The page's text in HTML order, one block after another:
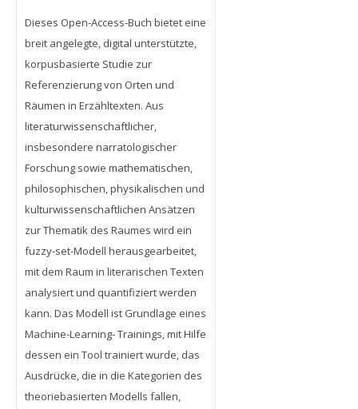
Dieses Open-Access-Buch bietet eine
breit angelegte, digital unterstützte,
korpusbasierte Studie zur
Referenzierung von Orten und
Räumen in Erzähltexten. Aus
literaturwissenschaftlicher,
insbesondere narratologischer
Forschung sowie mathematischen,
philosophischen, physikalischen und
kulturwissenschaftlichen Ansätzen
zur Thematik des Raumes wird ein
fuzzy-set-Modell herausgearbeitet,
mit dem Raum in literarischen Texten
analysiert und quantifiziert werden
kann. Das Modell ist Grundlage eines
Machine-Learning- Trainings, mit Hilfe
dessen ein Tool trainiert wurde, das
Ausdrücke, die in die Kategorien des
theoriebasierten Modells fallen,